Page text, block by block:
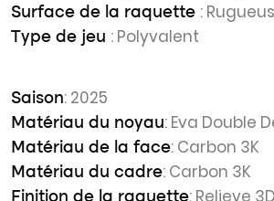
Surface de la raquette :
Type de jeu : Polyvalent
Saison: 2025
Matériau du noyau: Eva Double
Matériau de la face: Carbon 3K
Matériau du cadre: Carbon 3K
Finition de la raquette: Relieve 3D